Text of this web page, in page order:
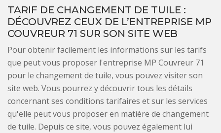
TARIF DE CHANGEMENT DE TUILE :
DÉCOUVREZ CEUX DE L’ENTREPRISE MP
COUVREUR 71 SUR SON SITE WEB
Pour obtenir facilement les informations sur les tarifs
que peut vous proposer l'entreprise MP Couvreur 71
pour le changement de tuile, vous pouvez visiter son
site web. Vous pourrez y découvrir tous les détails
concernant ses conditions tarifaires et sur les services
qu'elle peut vous proposer en matière de changement
de tuile. Depuis ce site, vous pouvez également lui